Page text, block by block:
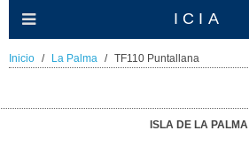
ICIA
Inicio La Palma TF110 Puntallana
ISLA DE LA PALMA